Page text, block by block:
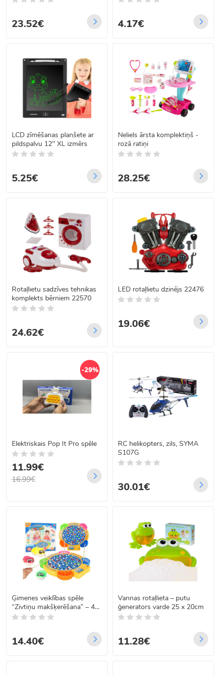
23.52€ 4.17€
LCD zīmēšanas planšete ar
pildspalvu 12'' XL izmērs
5.25€
Neliels ārsta komplektiņš -
rozā ratiņi
28.25€
Rotaļlietu sadzīves tehnikas
komplekts bērniem 22570
24.62€
LED rotaļlietu dzinējs 22476
19.06€
-29%
Elektriskais Pop It Pro spēle
11.99€
16.99€
RC helikopters, zils, SYMA
S107G
30.01€
Ģimenes veiklības spēle
“Zivtiņu makšķerēšana” – 45
zivtiņas + 4 makšķeres
14.40€
Vannas rotaļlieta – putu
ģenerators varde 25 x 20cm
11.28€